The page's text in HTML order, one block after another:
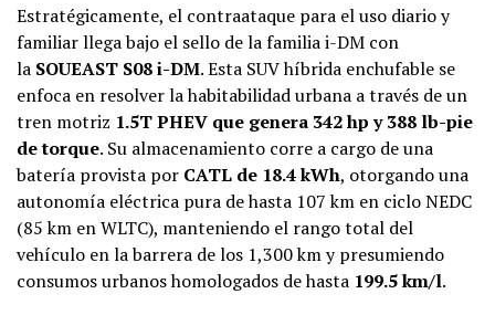
Estratégicamente, el contraataque para el uso diario y
familiar llega bajo el sello de la familia i-DM con
la SOUEAST S08 i-DM. Esta SUV híbrida enchufable se
enfoca en resolver la habitabilidad urbana a través de un
tren motriz 1.5T PHEV que genera 342 hp y 388 lb-pie
de torque. Su almacenamiento corre a cargo de una
batería provista por CATL de 18.4 kWh, otorgando una
autonomía eléctrica pura de hasta 107 km en ciclo NEDC
(85 km en WLTC), manteniendo el rango total del
vehículo en la barrera de los 1,300 km y presumiendo
consumos urbanos homologados de hasta 199.5 km/l.